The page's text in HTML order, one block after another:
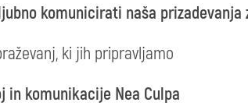
komunicirati naša prizadevanja
ki jih pripravljamo
in komunikacije Nea Culpa